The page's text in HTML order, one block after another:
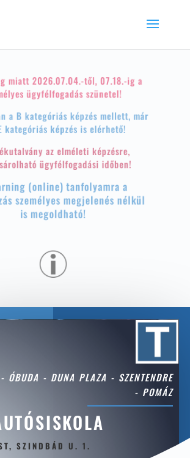
miatt 2026.07.04.-től, 07.18.-ig a
ügyfélfogadás szünetel!
a B kategóriás képzés mellett, már
kategóriás képzés is elérhető!
az elméleti képzésre,
ügyfélfogadási időben!
(online) tanfolyamra a
személyes megjelenés nélkül
is megoldható!
- ÓBUDA - DUNA PLAZA - SZENTENDRE
- POMÁZ
SZINDBÁD U. 1.